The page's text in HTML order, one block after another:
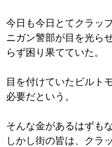
今日も今日とてクラッ
ニガン警部が目を光ら
らず困り果てていた。
目を付けていたビルト
必要だという。
そんな金があるはずも
しかし街の皆は、クラ